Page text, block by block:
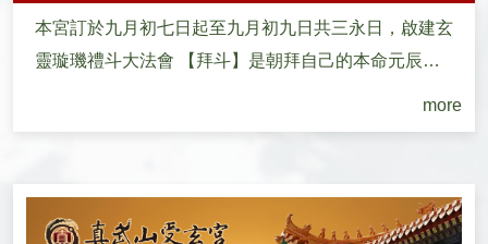
本宮訂於九月初七日起至九月初九日共三永日，啟建玄
靈璇璣禮斗大法會 【拜斗】是朝拜自己的本命元辰，
more